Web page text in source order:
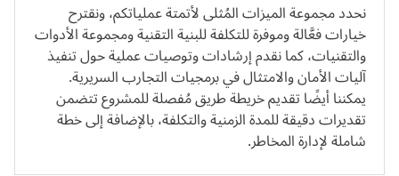
نحدد مجموعة الميزات المُثلى لأتمتة عملياتكم، ونقترح
خيارات فعَّالة وموفرة للتكلفة للبنية التقنية ومجموعة الأدوات
والتقنيات، كما نقدم إرشادات وتوصيات عملية حول تنفيذ
آليات الأمان والامتثال في برمجيات التجارب السريرية.
يمكننا أيضًا تقديم خريطة طريق مُفصلة للمشروع تتضمن
تقديرات دقيقة للمدة الزمنية والتكلفة، بالإضافة إلى خطة
شاملة لإدارة المخاطر.